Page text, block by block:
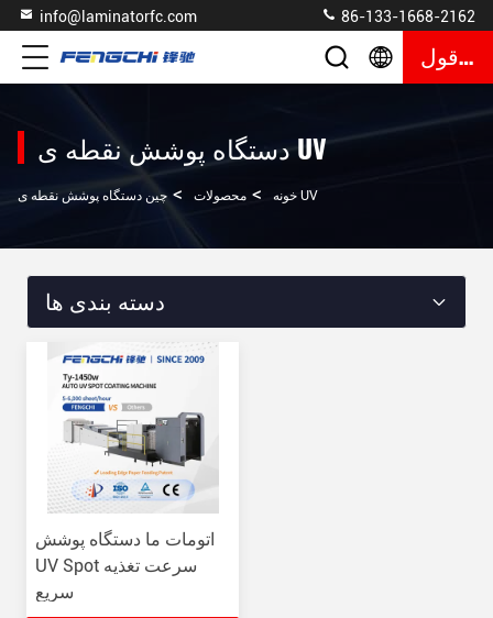
info@laminatorfc.com 86-133-1668-2162
نقل قول
دستگاه پوشش نقطه ی UV
خونه > محصولات > چین دستگاه پوشش نقطه ی UV
دسته بندی ها
اتومات ما دستگاه پوشش
UV Spot سرعت تغذیه
سریع